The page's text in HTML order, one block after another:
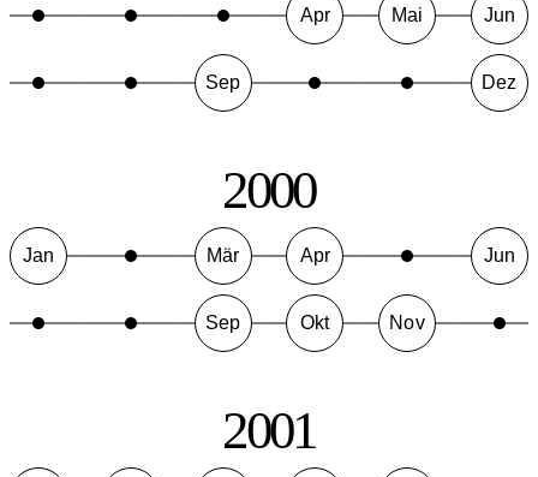
Apr Mai Jun
Sep Dez
2000
Jan Mär Apr Jun
Sep Okt Nov
2001